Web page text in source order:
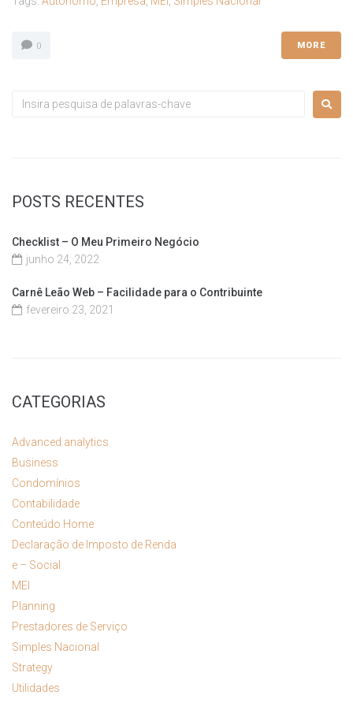
0 MORE
POSTS RECENTES
Checklist – O Meu Primeiro Negócio
junho 24, 2022
Carnê Leão Web – Facilidade para o Contribuinte
fevereiro 23, 2021
CATEGORIAS
Advanced analytics
Business
Condomínios
Contabilidade
Conteúdo Home
Declaração de Imposto de Renda
e – Social
MEI
Planning
Prestadores de Serviço
Simples Nacional
Strategy
Utilidades